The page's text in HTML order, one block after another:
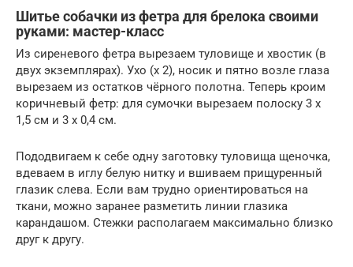
Шитье собачки из фетра для брелока своими
руками: мастер-класс
Из сиреневого фетра вырезаем туловище и хвостик (в
двух экземплярах). Ухо (х 2), носик и пятно возле глаза
вырезаем из остатков чёрного полотна. Теперь кроим
коричневый фетр: для сумочки вырезаем полоску 3 х
1,5 см и 3 х 0,4 см.
Пододвигаем к себе одну заготовку туловища щеночка,
вдеваем в иглу белую нитку и вшиваем прищуренный
глазик слева. Если вам трудно ориентироваться на
ткани, можно заранее разметить линии глазика
карандашом. Стежки располагаем максимально близко
друг к другу.